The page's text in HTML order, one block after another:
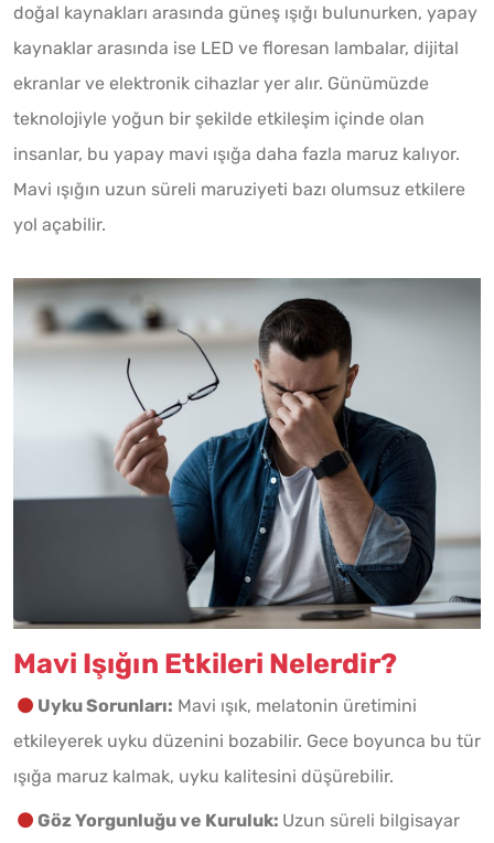
doğal kaynakları arasında güneş ışığı bulunurken, yapay
kaynaklar arasında ise LED ve floresan lambalar, dijital
ekranlar ve elektronik cihazlar yer alır. Günümüzde
teknolojiyle yoğun bir şekilde etkileşim içinde olan
insanlar, bu yapay mavi ışığa daha fazla maruz kalıyor.
Mavi ışığın uzun süreli maruziyeti bazı olumsuz etkilere
yol açabilir.
Mavi Işığın Etkileri Nelerdir?
Uyku Sorunları: Mavi ışık, melatonin üretimini
etkileyerek uyku düzenini bozabilir. Gece boyunca bu tür
ışığa maruz kalmak, uyku kalitesini düşürebilir.
Göz Yorgunluğu ve Kuruluk: Uzun süreli bilgisayar